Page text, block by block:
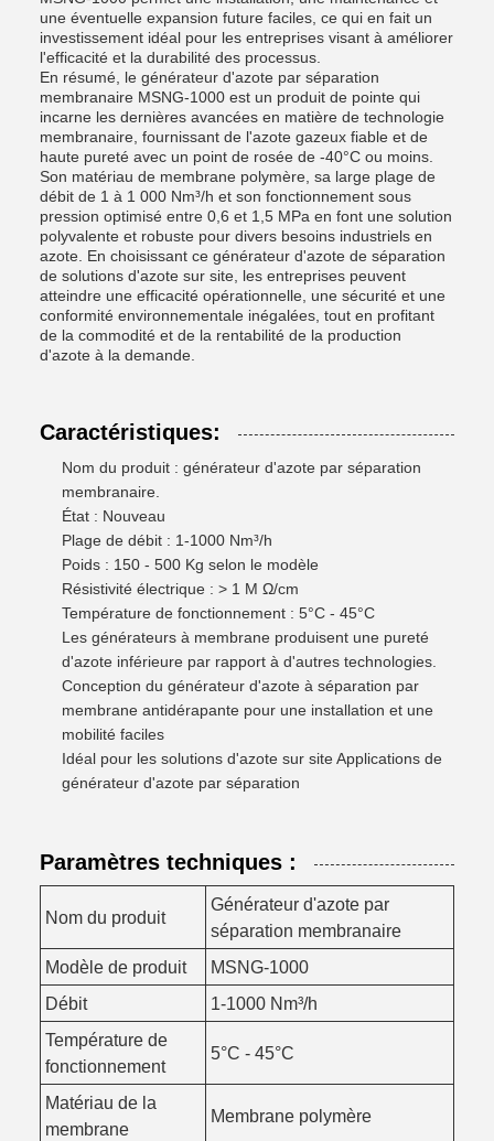
une éventuelle expansion future faciles, ce qui en fait un
investissement idéal pour les entreprises visant à améliorer
l'efficacité et la durabilité des processus.
En résumé, le générateur d'azote par séparation
membranaire MSNG-1000 est un produit de pointe qui
incarne les dernières avancées en matière de technologie
membranaire, fournissant de l'azote gazeux fiable et de
haute pureté avec un point de rosée de -40°C ou moins.
Son matériau de membrane polymère, sa large plage de
débit de 1 à 1 000 Nm³/h et son fonctionnement sous
pression optimisé entre 0,6 et 1,5 MPa en font une solution
polyvalente et robuste pour divers besoins industriels en
azote. En choisissant ce générateur d'azote de séparation
de solutions d'azote sur site, les entreprises peuvent
atteindre une efficacité opérationnelle, une sécurité et une
conformité environnementale inégalées, tout en profitant
de la commodité et de la rentabilité de la production
d'azote à la demande.
Caractéristiques:
Nom du produit : générateur d'azote par séparation
membranaire.
État : Nouveau
Plage de débit : 1-1000 Nm³/h
Poids : 150 - 500 Kg selon le modèle
Résistivité électrique : > 1 M Ω/cm
Température de fonctionnement : 5°C - 45°C
Les générateurs à membrane produisent une pureté
d'azote inférieure par rapport à d'autres technologies.
Conception du générateur d'azote à séparation par
membrane antidérapante pour une installation et une
mobilité faciles
Idéal pour les solutions d'azote sur site Applications de
générateur d'azote par séparation
Paramètres techniques :
Nom du produit
Générateur d'azote par
séparation membranaire
Modèle de produit
MSNG-1000
Débit
1-1000 Nm³/h
Température de
fonctionnement
5°C - 45°C
Matériau de la
membrane
Membrane polymère